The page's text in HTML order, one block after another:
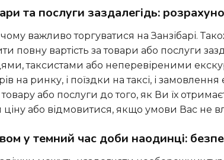
та послуги заздалегідь:
повну вартість за товари або послуги
таксистами або неперевіреними
на ринку, і поїздки на таксі, і
товару або послуги до того, як Ви їх
ціну або відмовитися, якщо умови Вас не
у темний час доби наодинці: